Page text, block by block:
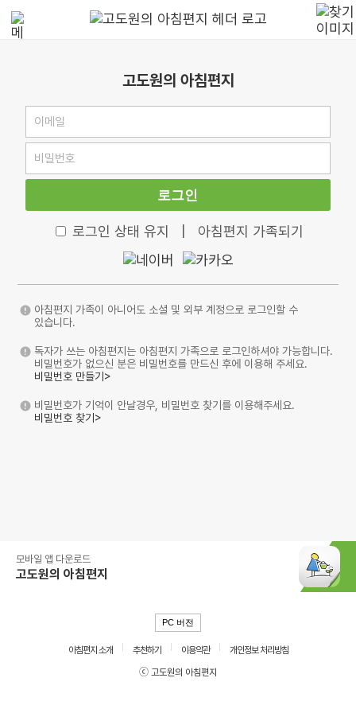
고도원의 아침편지
로그인
로그인 상태 유지 아침편지 가족되기
아침편지 가족이 아니어도 소셜 및 외부 계정으로 로그인할 수
있습니다.
독자가 쓰는 아침편지는 아침편지 가족으로 로그인하셔야 가능합니다.
비밀번호가 없으신 분은 비밀번호를 만드신 후에 이용해 주세요.
비밀번호 만들기>
비밀번호가 기억이 안날경우, 비밀번호 찾기를 이용해주세요.
비밀번호 찾기>
모바일 앱 다운로드
고도원의 아침편지
PC 버전
아침편지 소개 추천하기 이용약관
개인정보 처리방침
ⓒ 고도원의 아침편지